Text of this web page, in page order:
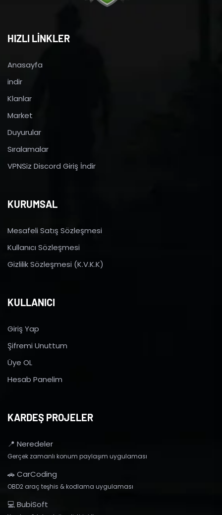
HIZLI LİNKLER
Anasayfa
indir
Klanlar
Market
Duyurular
Sıralamalar
VPNSiz Discord Giriş İndir
KURUMSAL
Mesafeli Satış Sözleşmesi
Kullanıcı Sözleşmesi
Gizlilik Sözleşmesi (K.V.K.K)
KULLANICI
Giriş Yap
Şifremi Unuttum
Üye OL
Hesab Panelim
KARDEŞ PROJELER
📍 Neredeler
Gerçek zamanlı konum paylaşım uygulaması
🚗 CarCoding
OBD2 araç teşhis & kodlama uygulaması
💻 BubiSoft